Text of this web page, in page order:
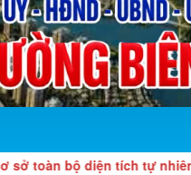
diện tích tự nhiên và quy